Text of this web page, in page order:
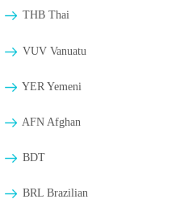
THB Thai
VUV Vanuatu
YER Yemeni
AFN Afghan
BDT
BRL Brazilian